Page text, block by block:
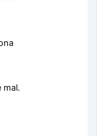
mal.